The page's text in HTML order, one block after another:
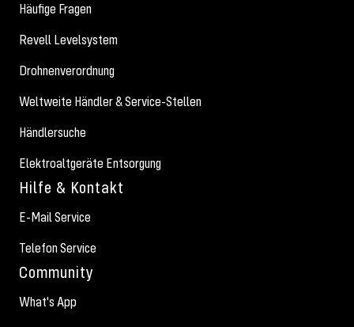
Häufige Fragen
Revell Levelsystem
Drohnenverordnung
Weltweite Händler & Service-Stellen
Händlersuche
Elektroaltgeräte Entsorgung
Hilfe & Kontakt
E-Mail Service
Telefon Service
Community
What's App